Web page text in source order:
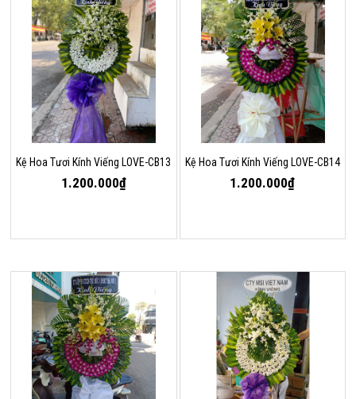
Kệ Hoa Tươi Kính Viếng LOVE-CB13
1.200.000₫
Kệ Hoa Tươi Kính Viếng LOVE-CB14
1.200.000₫